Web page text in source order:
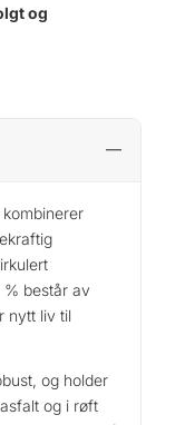
og
% består av
nytt liv til
og holder
og i røft